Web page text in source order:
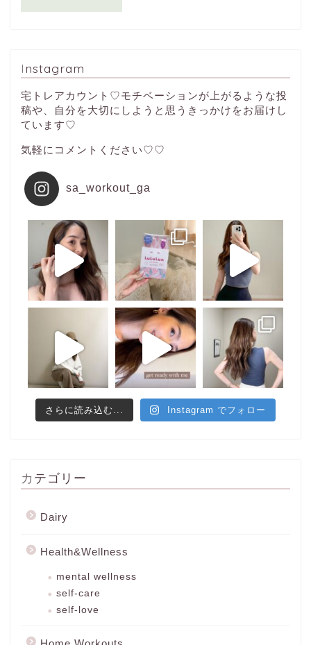
Instagram
宅トレアカウント♡モチベーションが上がるような投
稿や、自分を大切にしようと思うきっかけをお届けし
ています♡
気軽にコメントください♡♡
sa_workout_ga
さらに読み込む... Instagram でフォロー
カテゴリー
Dairy
Health&Wellness
mental wellness
self-care
self-love